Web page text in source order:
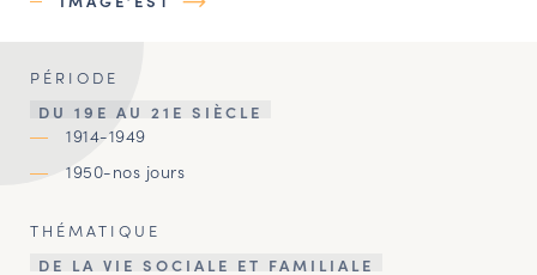
PÉRIODE
DU 19E AU 21E SIÈCLE
1914-1949
1950-nos jours
THÉMATIQUE
DE LA VIE SOCIALE ET FAMILIALE